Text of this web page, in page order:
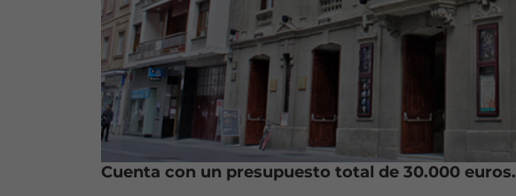
Cuenta con un presupuesto total de 30.000 euros.